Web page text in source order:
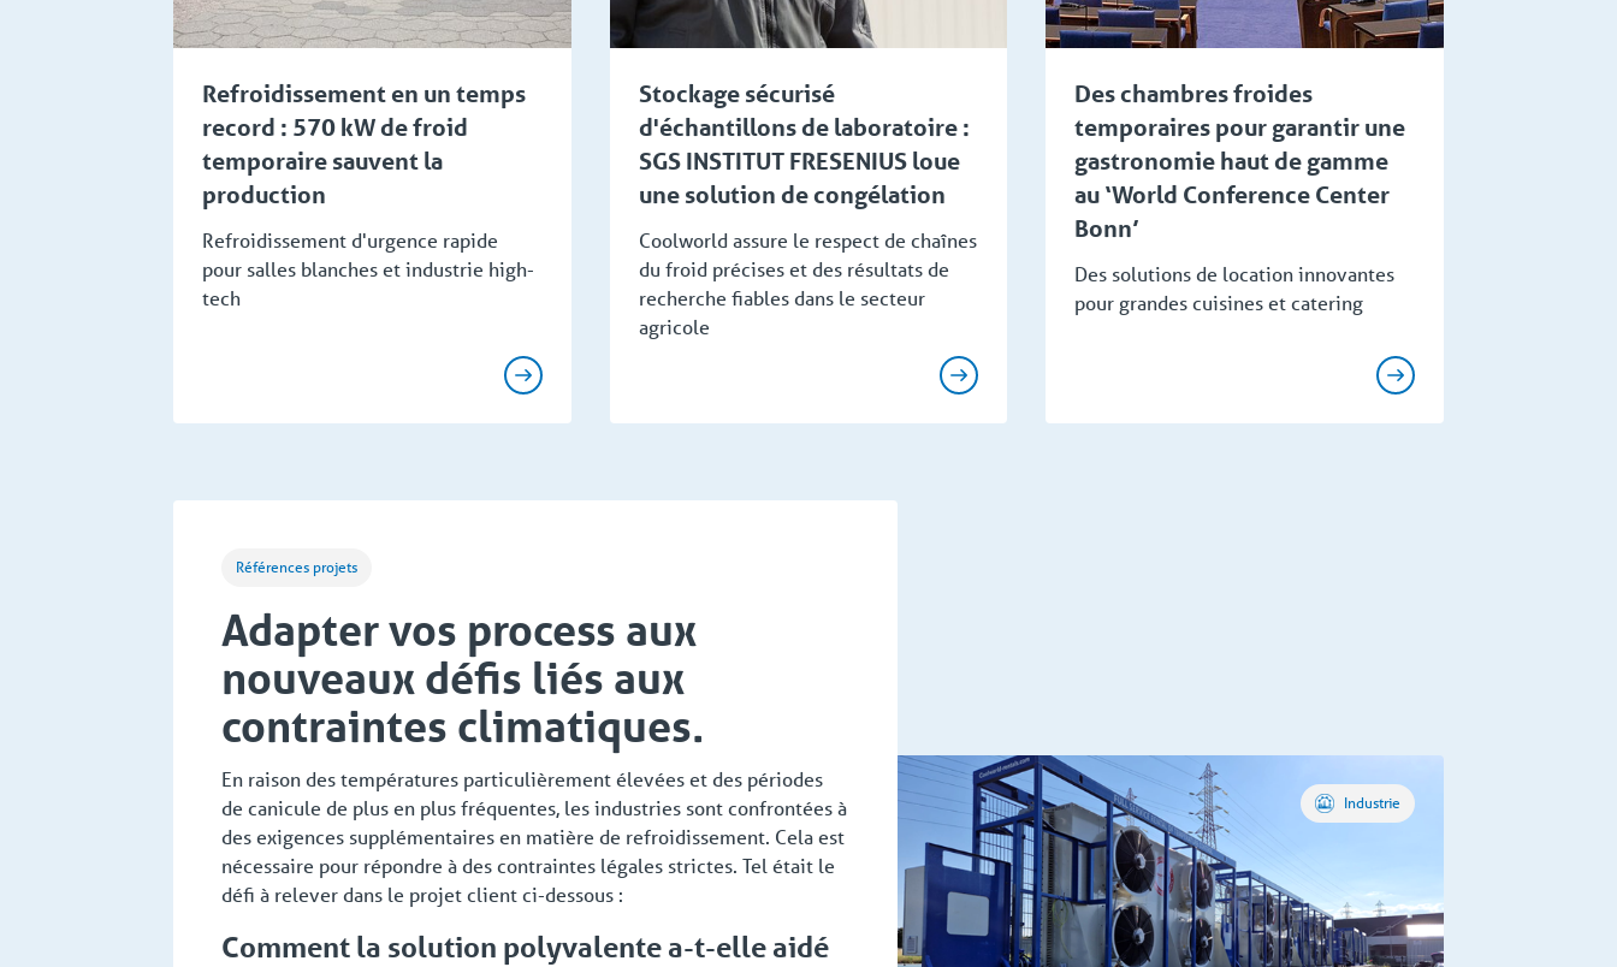
Refroidissement en un temps
record : 570 kW de froid
temporaire sauvent la
production
Refroidissement d'urgence rapide
pour salles blanches et industrie high-
tech
Stockage sécurisé
d'échantillons de laboratoire :
SGS INSTITUT FRESENIUS loue
une solution de congélation
Coolworld assure le respect de chaînes
du froid précises et des résultats de
recherche fiables dans le secteur
agricole
Des chambres froides
temporaires pour garantir une
gastronomie haut de gamme
au ‘World Conference Center
Bonn’
Des solutions de location innovantes
pour grandes cuisines et catering
Références projets
Adapter vos process aux
nouveaux défis liés aux
contraintes climatiques.
En raison des températures particulièrement élevées et des périodes
de canicule de plus en plus fréquentes, les industries sont confrontées à
des exigences supplémentaires en matière de refroidissement. Cela est
nécessaire pour répondre à des contraintes légales strictes. Tel était le
défi à relever dans le projet client ci-dessous :
Comment la solution polyvalente a-t-elle aidé
Industrie